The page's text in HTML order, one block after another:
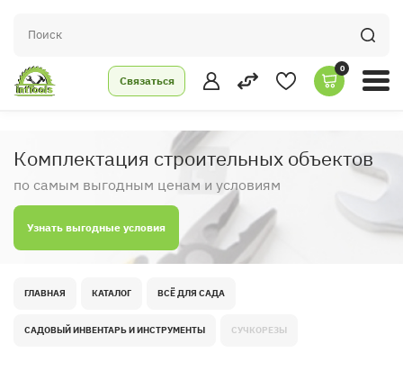
Связаться
0
Комплектация строительных объектов
по самым выгодным ценам и условиям
Узнать выгодные условия
ГЛАВНАЯ КАТАЛОГ ВСЁ ДЛЯ САДА
САДОВЫЙ ИНВЕНТАРЬ И ИНСТРУМЕНТЫ СУЧКОРЕЗЫ